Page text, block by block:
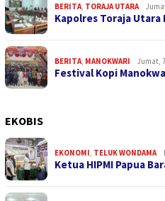
BERITA TORAJA UTARA
Kapolres Toraja
BERITA MANOKWARI Jumat,
Festival Kopi
EKOBIS
EKONOMI TELUK WONDAMA
Ketua HIPMI Papua